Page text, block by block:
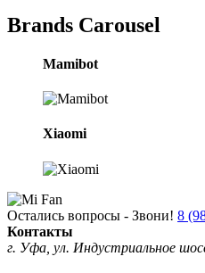
Brands Carousel
Mamibot
Xiaomi
Остались вопросы - Звони! 8
Контакты
г. Уфа, ул. Индустриальное